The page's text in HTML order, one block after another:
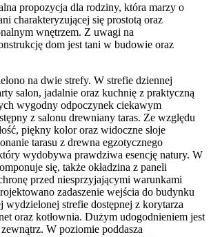
propozycja dla rodziny, która marzy o
charakteryzującej się prostotą oraz
wnętrzem. Z uwagi na
dom jest tani w budowie oraz
na dwie strefy. W strefie dziennej
salon, jadalnie oraz kuchnię z praktyczną
wygodny odpoczynek ciekawym
z salonu drewniany taras. Ze względu
piękny kolor oraz widoczne słoje
tarasu z drewna egzotycznego
wydobywa prawdziwa esencję natury. W
się, także okładzina z paneli
przed niesprzyjającymi warunkami
zadaszenie wejścia do budynku
wydzielonej strefie dostępnej z korytarza
oraz kotłownia. Dużym udogodnieniem jest
W poziomie poddasza